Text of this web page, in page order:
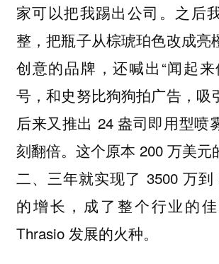
家可以把我踢出公司。之后
整，把瓶子从棕琥珀色改成亮
创意的品牌，还喊出“闻起来
号，和史努比狗狗拍广告，吸
后来又推出 24 盎司即用型喷
刻翻倍。这个原本 200 万美元
二、三年就实现了 3500 万到
的增长，成了整个行业的
Thrasio 发展的火种。